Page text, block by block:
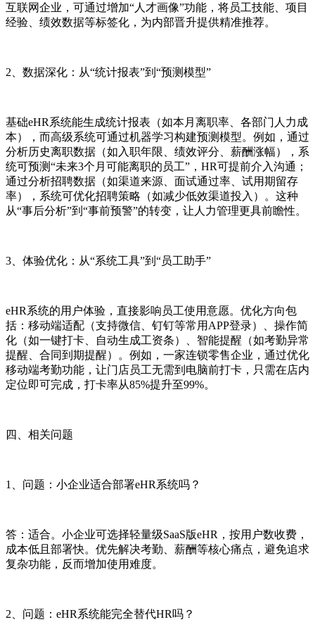
互联网企业，可通过增加“人才画像”功能，将员工技能、项目
经验、绩效数据等标签化，为内部晋升提供精准推荐。
2、数据深化：从“统计报表”到“预测模型”
基础eHR系统能生成统计报表（如本月离职率、各部门人力成
本），而高级系统可通过机器学习构建预测模型。例如，通过
分析历史离职数据（如入职年限、绩效评分、薪酬涨幅），系
统可预测“未来3个月可能离职的员工”，HR可提前介入沟通；
通过分析招聘数据（如渠道来源、面试通过率、试用期留存
率），系统可优化招聘策略（如减少低效渠道投入）。这种
从“事后分析”到“事前预警”的转变，让人力管理更具前瞻性。
3、体验优化：从“系统工具”到“员工助手”
eHR系统的用户体验，直接影响员工使用意愿。优化方向包
括：移动端适配（支持微信、钉钉等常用APP登录）、操作简
化（如一键打卡、自动生成工资条）、智能提醒（如考勤异常
提醒、合同到期提醒）。例如，一家连锁零售企业，通过优化
移动端考勤功能，让门店员工无需到电脑前打卡，只需在店内
定位即可完成，打卡率从85%提升至99%。
四、相关问题
1、问题：小企业适合部署eHR系统吗？
答：适合。小企业可选择轻量级SaaS版eHR，按用户数收费，
成本低且部署快。优先解决考勤、薪酬等核心痛点，避免追求
复杂功能，反而增加使用难度。
2、问题：eHR系统能完全替代HR吗？